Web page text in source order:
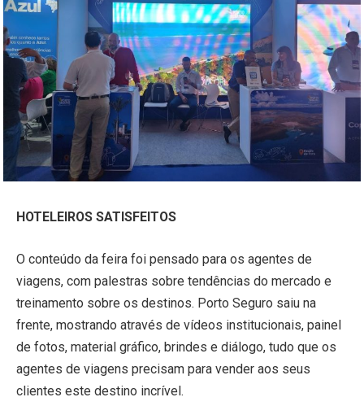
HOTELEIROS SATISFEITOS
O conteúdo da feira foi pensado para os agentes de
viagens, com palestras sobre tendências do mercado e
treinamento sobre os destinos. Porto Seguro saiu na
frente, mostrando através de vídeos institucionais, painel
de fotos, material gráfico, brindes e diálogo, tudo que os
agentes de viagens precisam para vender aos seus
clientes este destino incrível.